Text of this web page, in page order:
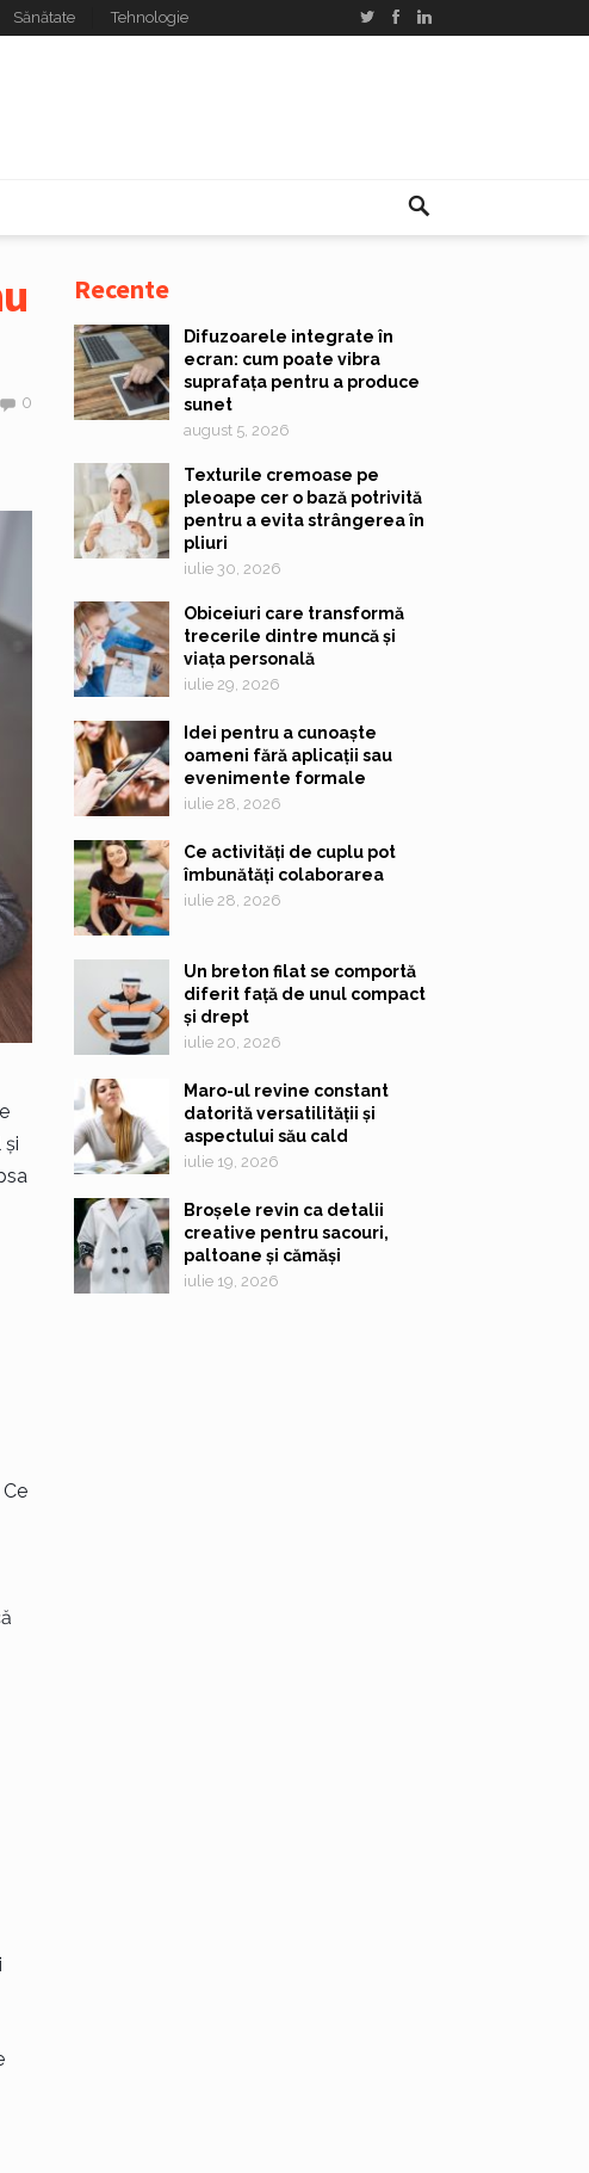
Sănătate Tehnologie
0
și
Recente
Difuzoarele integrate în
ecran: cum poate vibra
suprafața pentru a produce
sunet
august 5, 2026
Texturile cremoase pe
pleoape cer o bază potrivită
pentru a evita strângerea în
pliuri
iulie 30, 2026
Obiceiuri care transformă
trecerile dintre muncă și
viața personală
iulie 29, 2026
Idei pentru a cunoaște
oameni fără aplicații sau
evenimente formale
iulie 28, 2026
Ce activități de cuplu pot
îmbunătăți colaborarea
iulie 28, 2026
Un breton filat se comportă
diferit față de unul compact
și drept
iulie 20, 2026
Maro-ul revine constant
datorită versatilității și
aspectului său cald
iulie 19, 2026
Broșele revin ca detalii
creative pentru sacouri,
paltoane și cămăși
iulie 19, 2026